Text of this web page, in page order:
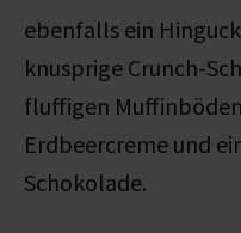
ebenfalls ein
knusprige Crunch-
fluffigen
Erdbeercreme und
Schokolade.